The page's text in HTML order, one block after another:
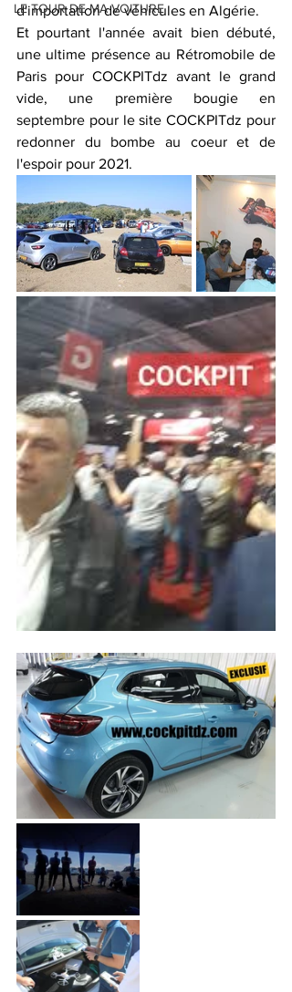
LE TOUR DE MA VOITURE
d'importation de véhicules en Algérie.
Et pourtant l'année avait bien débuté,
une ultime présence au Rétromobile de
Paris pour COCKPITdz avant le grand
vide, une première bougie en
septembre pour le site COCKPITdz pour
redonner du bombe au coeur et de
l'espoir pour 2021.